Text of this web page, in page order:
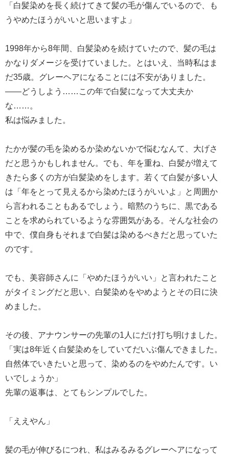
「白髪染めを長く続けてきて髪の毛が傷んでいるので、も
うやめたほうがいいと思いますよ」
1998年から8年間、白髪染めを続けていたので、髪の毛は
かなりダメージを受けていました。とはいえ、当時私はま
だ35歳。グレーヘアになることには不安がありました。
――どうしよう……この年で白髪になって大丈夫か
な……。
私は悩みました。
たかが髪の毛を染めるか染めないかで悩むなんて、大げさ
だと思うかもしれません。でも、年を重ね、白髪が増えて
きたら多くの方が白髪染めをします。若くて白髪が多い人
は「年をとって見えるから染めたほうがいいよ」と周囲か
ら言われることもあるでしょう。暗黙のうちに、黒である
ことを求められているような雰囲気がある。そんな社会の
中で、僕自身もそれまで白髪は染めるべきだと思っていた
のです。
でも、美容師さんに「やめたほうがいい」と言われたこと
がタイミングだと思い、白髪染めをやめようとその日に決
めました。
その後、アナウンサーの先輩の1人にだけ打ち明けました。
「実は8年近く白髪染めをしていてだいぶ傷んできました。
自然体でいきたいと思って、染めるのをやめたんです。い
いでしょうか」
先輩の返事は、とてもシンプルでした。
「ええやん」
髪の毛が伸びるにつれ、私はみるみるグレーヘアになって